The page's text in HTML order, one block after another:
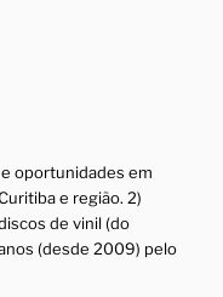
e oportunidades em
e região. 2)
de vinil (do
(desde 2009) pelo